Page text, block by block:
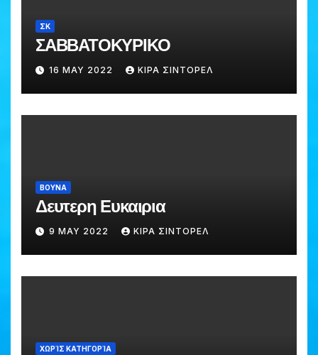
ΣΚ
ΣΑΒΒΑΤΟΚΥΡΙΚΟ
16 MAY 2022 ΚΙΡΑ ΣΙΝΤΟΡΕΛ
ΒΟΥΝΑ
Δευτερη Ευκαιρια
9 MAY 2022 ΚΙΡΑ ΣΙΝΤΟΡΕΛ
ΧΩΡΊΣ ΚΑΤΗΓΟΡΊΑ